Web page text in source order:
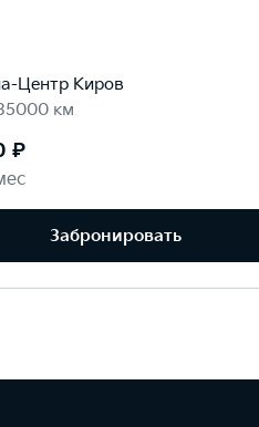
Центр Киров
км
₽
Забронировать